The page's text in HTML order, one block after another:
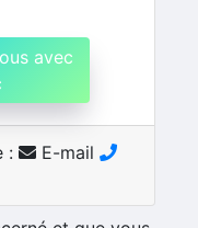
avec
:
E-mail